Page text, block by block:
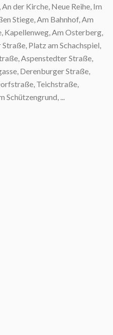
der Kirche, Neue Reihe, Im
Stiege, Am Bahnhof, Am
Kapellenweg, Am Osterberg,
Platz am Schachspiel,
Aspenstedter Straße,
Derenburger Straße,
Teichstraße,
Schützengrund, ...